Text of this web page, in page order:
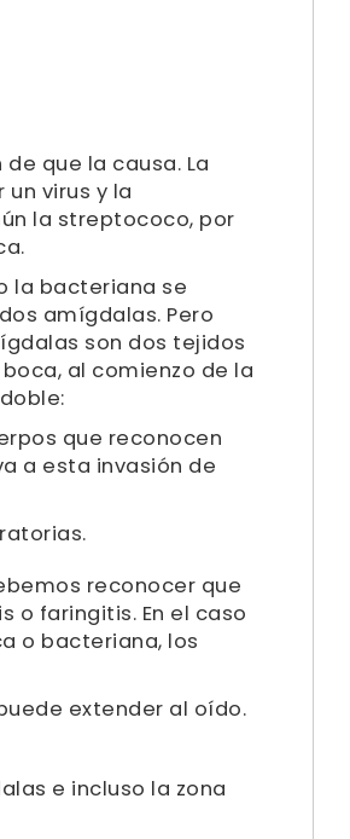
que la causa. La
virus y la
la streptococo, por
la bacteriana se
amígdalas. Pero
son dos tejidos
al comienzo de la
que reconocen
a esta invasión de
reconocer que
o faringitis. En el caso
o bacteriana, los
extender al oído.
e incluso la zona